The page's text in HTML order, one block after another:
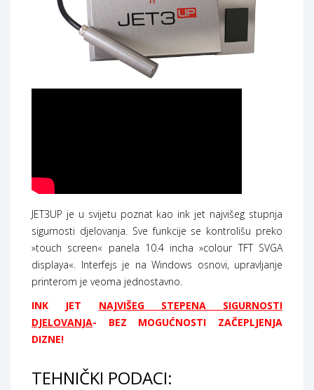
JET3UP je u svijetu poznat kao ink jet najvišeg stupnja
sigurnosti djelovanja. Sve funkcije se kontrolišu preko
»touch screen« panela 10.4 incha »colour TFT SVGA
displaya«. Interfejs je na Windows osnovi, upravljanje
printerom je veoma jednostavno.
INK JET NAJVIŠEG STEPENA SIGURNOSTI
DJELOVANJA- BEZ MOGUĆNOSTI ZAČEPLJENJA
DIZNE!
TEHNIČKI PODACI: